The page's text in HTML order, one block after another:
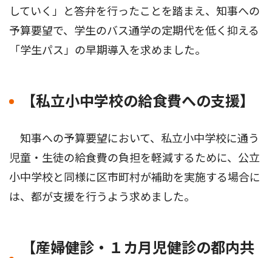
していく」と答弁を行ったことを踏まえ、知事への
予算要望で、学生のバス通学の定期代を低く抑える
「学生パス」の早期導入を求めました。
【私立小中学校の給食費への支援】
知事への予算要望において、私立小中学校に通う
児童・生徒の給食費の負担を軽減するために、公立
小中学校と同様に区市町村が補助を実施する場合に
は、都が支援を行うよう求めました。
【産婦健診・１カ月児健診の都内共